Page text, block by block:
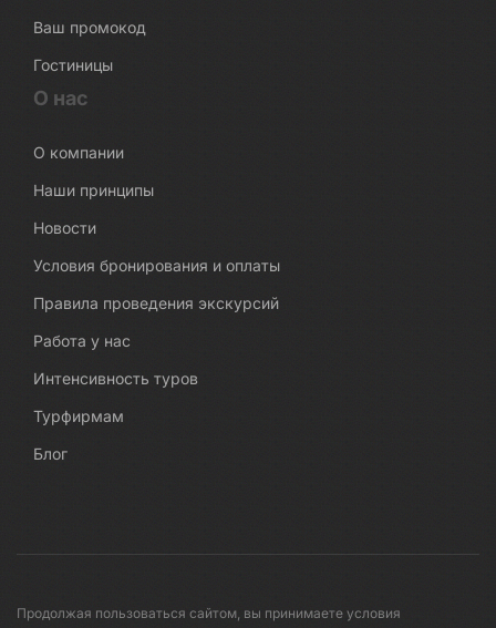
Ваш промокод
Гостиницы
О нас
О компании
Наши принципы
Новости
Условия бронирования и оплаты
Правила проведения экскурсий
Работа у нас
Интенсивность туров
Турфирмам
Блог
Продолжая пользоваться сайтом, вы принимаете условия